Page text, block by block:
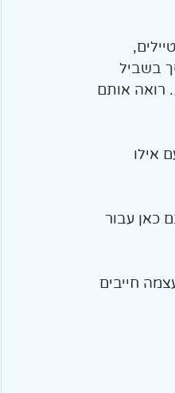
בשביל
רואה אותם
אילו
כאן עבור
חייבים